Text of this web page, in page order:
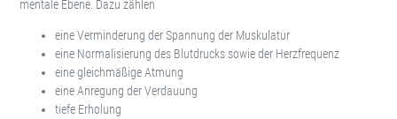
mentale Ebene. Dazu zählen
eine Verminderung der Spannung der Muskulatur
eine Normalisierung des Blutdrucks sowie der Herzfrequenz
eine gleichmäßige Atmung
eine Anregung der Verdauung
tiefe Erholung